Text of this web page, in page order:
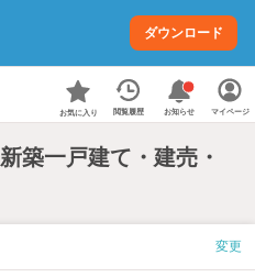
ダウンロード
お気に入り 閲覧履歴 お知らせ マイページ
築一戸建て・建売・
変更